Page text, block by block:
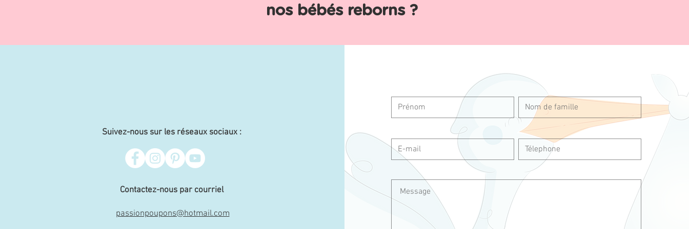
nos bébés reborns ?
Suivez-nous sur les réseaux sociaux :
Contactez-nous par courriel
passionpoupons@hotmail.com